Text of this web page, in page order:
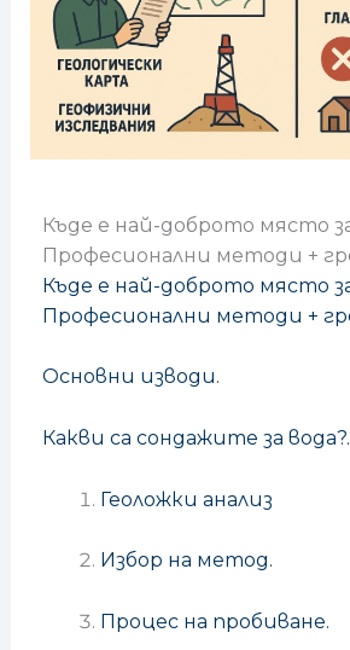
Къде е най-доброто място
Професионални методи +
Къде е най-доброто място
Професионални методи +
Основни изводи.
Какви са сондажите за вода?.
Геоложки анализ
Избор на метод.
Процес на пробиване.